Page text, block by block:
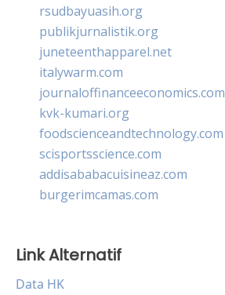
rsudbayuasih.org
publikjurnalistik.org
juneteenthapparel.net
italywarm.com
journaloffinanceeconomics.com
kvk-kumari.org
foodscienceandtechnology.com
scisportsscience.com
addisababacuisineaz.com
burgerimcamas.com
Link Alternatif
Data HK